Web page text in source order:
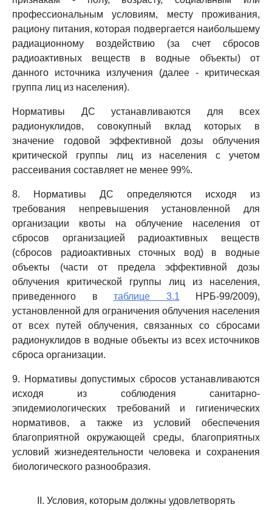
профессиональным условиям, месту проживания,
рациону питания, которая подвергается наибольшему
радиационному воздействию (за счет сбросов
радиоактивных веществ в водные объекты) от
данного источника излучения (далее - критическая
группа лиц из населения).
Нормативы ДС устанавливаются для всех
радионуклидов, совокупный вклад которых в
значение годовой эффективной дозы облучения
критической группы лиц из населения с учетом
рассеивания составляет не менее 99%.
8. Нормативы ДС определяются исходя из
требования непревышения установленной для
организации квоты на облучение населения от
сбросов организацией радиоактивных веществ
(сбросов радиоактивных сточных вод) в водные
объекты (части от предела эффективной дозы
облучения критической группы лиц из населения,
приведенного в таблице 3.1 НРБ-99/2009),
установленной для ограничения облучения населения
от всех путей облучения, связанных со сбросами
радионуклидов в водные объекты из всех источников
сброса организации.
9. Нормативы допустимых сбросов устанавливаются
исходя из соблюдения санитарно-
эпидемиологических требований и гигиенических
нормативов, а также из условий обеспечения
благоприятной окружающей среды, благоприятных
условий жизнедеятельности человека и сохранения
биологического разнообразия.
II. Условия, которым должны удовлетворять